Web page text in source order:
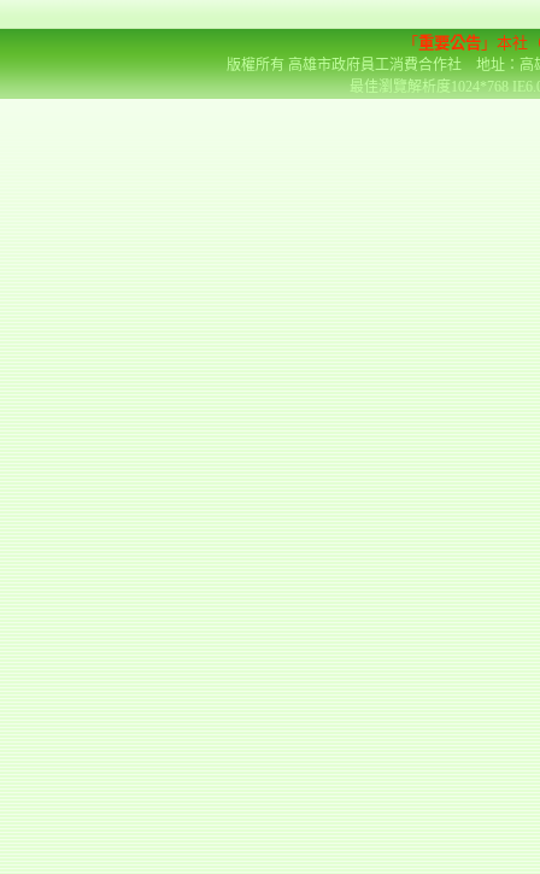
「 重要公告」本社
版權所有 高雄市政府員工消費合作社 地址：高
最佳瀏覽解析度1024*768